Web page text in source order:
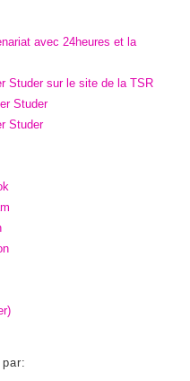
avec 24heures et la
Studer sur le site de la TSR
Studer
Studer